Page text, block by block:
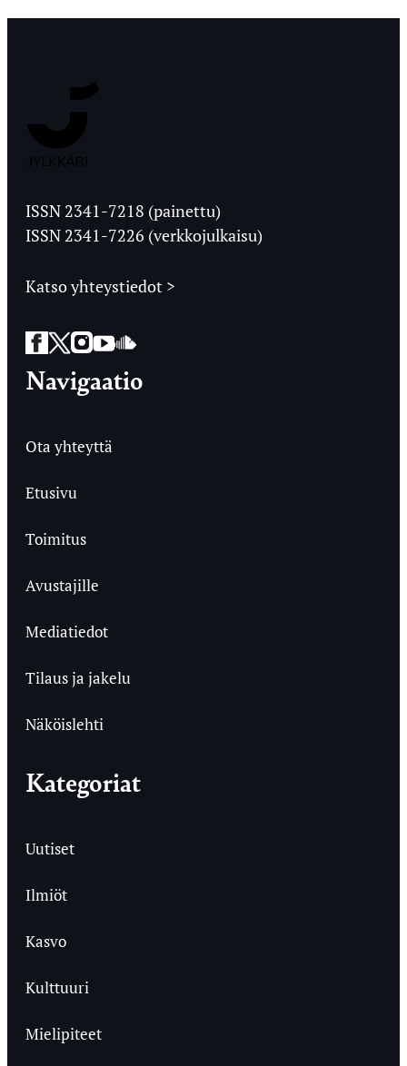
Ylioppilaslehti
ISSN 2341-7218 (painettu)
ISSN 2341-7226 (verkkojulkaisu)
Katso yhteystiedot >
Facebook
Twitter
Instagram
YouTube
SoundCloud
Navigaatio
Ota yhteyttä
Etusivu
Toimitus
Avustajille
Mediatiedot
Tilaus ja jakelu
Näköislehti
Kategoriat
Uutiset
Ilmiöt
Kasvo
Kulttuuri
Mielipiteet